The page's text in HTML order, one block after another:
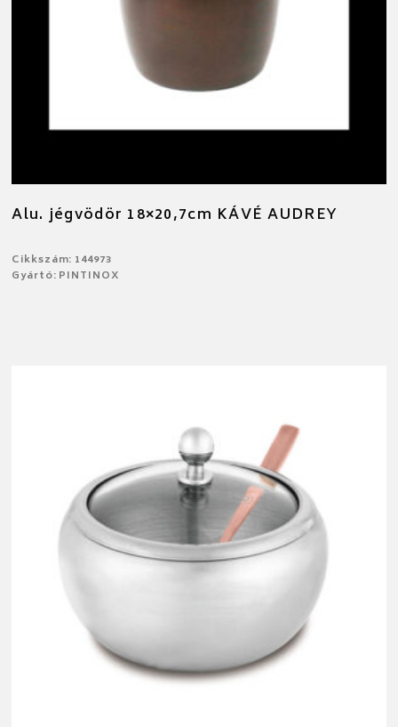
Alu. jégvödör 18×20,7cm KÁVÉ AUDREY
Cikkszám: 144973
Gyártó: PINTINOX